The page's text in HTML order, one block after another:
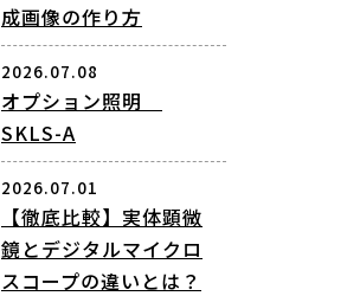
成画像の作り方
2026.07.08
オプション照明
SKLS-A
2026.07.01
【徹底比較】実体顕微
鏡とデジタルマイクロ
スコープの違いとは？